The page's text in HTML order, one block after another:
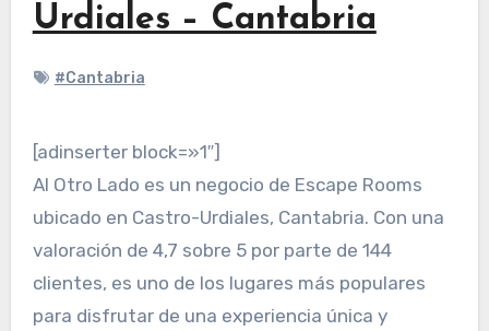
Urdiales – Cantabria
#Cantabria
[adinserter block=»1″]
Al Otro Lado es un negocio de Escape Rooms
ubicado en Castro-Urdiales, Cantabria. Con una
valoración de 4,7 sobre 5 por parte de 144
clientes, es uno de los lugares más populares
para disfrutar de una experiencia única y